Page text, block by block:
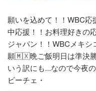
願いを込めて！！WBC
中応援！！お料理好きの
ジャパン！！WBCメキ
願🇲🇽晩ご飯明日は準決
いう訳にも...なので今夜
ビーチェ・